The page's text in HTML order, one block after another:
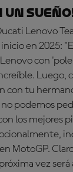
un
Lenovo
en 2025:
con
Luego,
con tu
podemos
los mejores
MotoGP.
vez será